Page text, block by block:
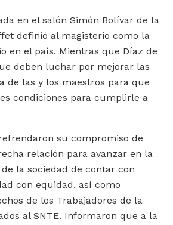
en el salón Simón Bolívar de la
definió al magisterio como la
en el país. Mientras que Díaz de
deben luchar por mejorar las
de las y los maestros para que
condiciones para cumplirle a
su compromiso de
relación para avanzar en la
la sociedad de contar con
con equidad, así como
de los Trabajadores de la
al SNTE. Informaron que a la